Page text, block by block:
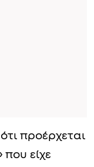
προέρχεται
που είχε